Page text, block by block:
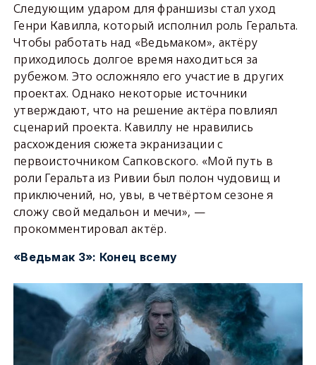
Следующим ударом для франшизы стал уход
Генри Кавилла, который исполнил роль Геральта.
Чтобы работать над «Ведьмаком», актёру
приходилось долгое время находиться за
рубежом. Это осложняло его участие в других
проектах. Однако некоторые источники
утверждают, что на решение актёра повлиял
сценарий проекта. Кавиллу не нравились
расхождения сюжета экранизации с
первоисточником Сапковского. «Мой путь в
роли Геральта из Ривии был полон чудовищ и
приключений, но, увы, в четвёртом сезоне я
сложу свой медальон и мечи», —
прокомментировал актёр.
«Ведьмак 3»: Конец всему